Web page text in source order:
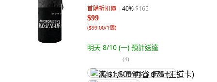
首購折扣價 40%$165
$99
($99.00/1個)
明天 8/10 (一) 預計送達
(4)
满 $1,500 再省 $75 (王道卡)